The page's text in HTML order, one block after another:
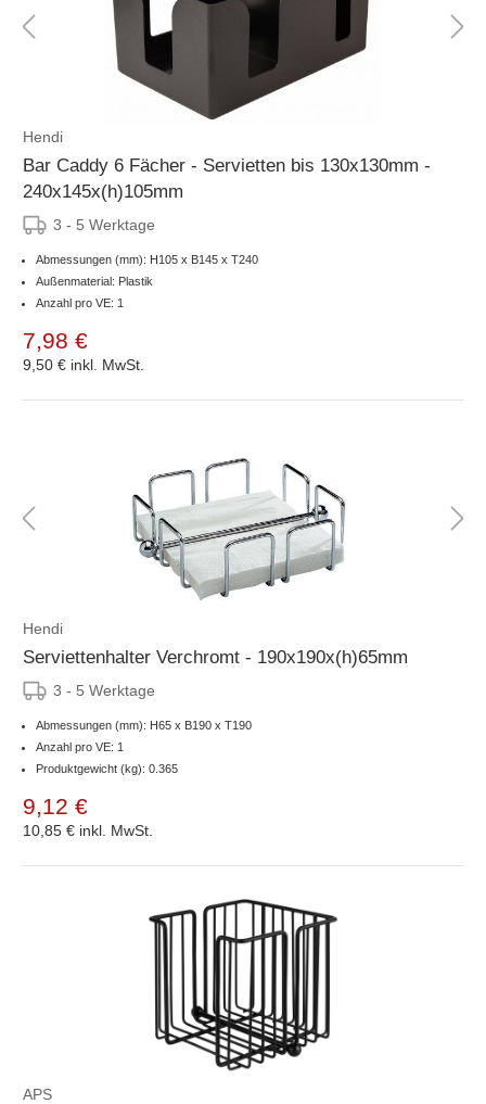
Hendi
Bar Caddy 6 Fächer - Servietten bis 130x130mm -
240x145x(h)105mm
3 - 5 Werktage
Abmessungen (mm): H105 x B145 x T240
Außenmaterial: Plastik
Anzahl pro VE: 1
7,98 €
9,50 € inkl. MwSt.
Hendi
Serviettenhalter Verchromt - 190x190x(h)65mm
3 - 5 Werktage
Abmessungen (mm): H65 x B190 x T190
Anzahl pro VE: 1
Produktgewicht (kg): 0.365
9,12 €
10,85 € inkl. MwSt.
APS